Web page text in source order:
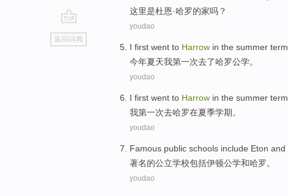
go
top
返回词典
这里是杜恩·哈罗的家吗？
youdao
I first went to Harrow in the summer term.
今年夏天我第一次去了哈罗公学。
youdao
I first went to Harrow in the summer term
我第一次去哈罗在夏季学期。
youdao
Famous public schools include Eton and
著名的公立学校包括伊顿公学和哈罗。
youdao